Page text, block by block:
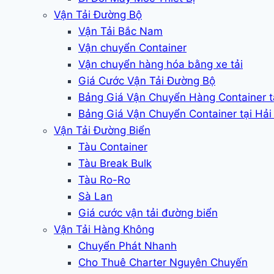
Vận Tải Đường Bộ
Vận Tải Bắc Nam
Vận chuyển Container
Vận chuyển hàng hóa bằng xe tải
Giá Cước Vận Tải Đường Bộ
Bảng Giá Vận Chuyển Hàng Container
Bảng Giá Vận Chuyển Container tại Hải
Vận Tải Đường Biển
Tàu Container
Tàu Break Bulk
Tàu Ro-Ro
Sà Lan
Giá cước vận tải đường biển
Vận Tải Hàng Không
Chuyển Phát Nhanh
Cho Thuê Charter Nguyên Chuyến